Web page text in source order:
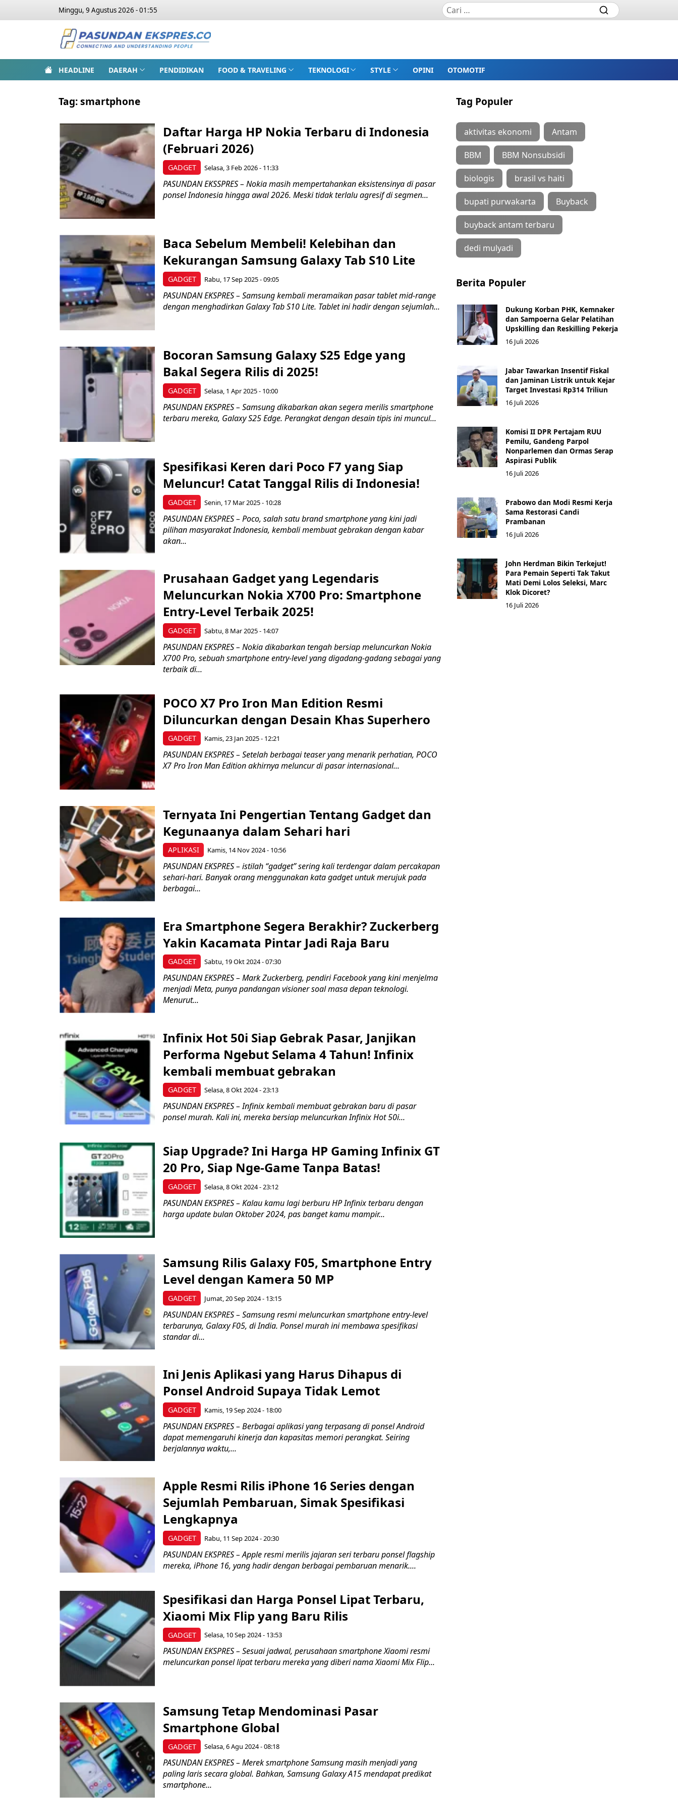
Minggu, 9 Agustus 2026 - 01:55
HEADLINE DAERAH PENDIDIKAN FOOD & TRAVELING TEKNOLOGI STYLE OPINI OTOMOTIF
Tag:smartphone
GADGET
Daftar Harga HP Nokia Terbaru di Indonesia
(Februari 2026)
Selasa, 3 Feb 2026 - 11:33
PASUNDAN EKSSPRES – Nokia masih mempertahankan eksistensinya di pasar
ponsel Indonesia hingga awal 2026. Meski tidak terlalu agresif di segmen...
GADGET
Baca Sebelum Membeli! Kelebihan dan
Kekurangan Samsung Galaxy Tab S10 Lite
Rabu, 17 Sep 2025 - 09:05
PASUNDAN EKSPRES – Samsung kembali meramaikan pasar tablet mid-range
dengan menghadirkan Galaxy Tab S10 Lite. Tablet ini hadir dengan sejumlah...
GADGET
Bocoran Samsung Galaxy S25 Edge yang
Bakal Segera Rilis di 2025!
Selasa, 1 Apr 2025 - 10:00
PASUNDAN EKSPRES – Samsung dikabarkan akan segera merilis smartphone
terbaru mereka, Galaxy S25 Edge. Perangkat dengan desain tipis ini muncul...
GADGET
Spesifikasi Keren dari Poco F7 yang Siap
Meluncur! Catat Tanggal Rilis di Indonesia!
Senin, 17 Mar 2025 - 10:28
PASUNDAN EKSPRES – Poco, salah satu brand smartphone yang kini jadi
pilihan masyarakat Indonesia, kembali membuat gebrakan dengan kabar
akan...
GADGET
Prusahaan Gadget yang Legendaris
Meluncurkan Nokia X700 Pro: Smartphone
Entry-Level Terbaik 2025!
Sabtu, 8 Mar 2025 - 14:07
PASUNDAN EKSPRES – Nokia dikabarkan tengah bersiap meluncurkan Nokia
X700 Pro, sebuah smartphone entry-level yang digadang-gadang sebagai yang
terbaik di...
GADGET
POCO X7 Pro Iron Man Edition Resmi
Diluncurkan dengan Desain Khas Superhero
Kamis, 23 Jan 2025 - 12:21
PASUNDAN EKSPRES – Setelah berbagai teaser yang menarik perhatian, POCO
X7 Pro Iron Man Edition akhirnya meluncur di pasar internasional...
APLIKASI
Ternyata Ini Pengertian Tentang Gadget dan
Kegunaanya dalam Sehari hari
Kamis, 14 Nov 2024 - 10:56
PASUNDAN EKSPRES – istilah “gadget” sering kali terdengar dalam percakapan
sehari-hari. Banyak orang menggunakan kata gadget untuk merujuk pada
berbagai...
GADGET
Era Smartphone Segera Berakhir? Zuckerberg
Yakin Kacamata Pintar Jadi Raja Baru
Sabtu, 19 Okt 2024 - 07:30
PASUNDAN EKSPRES – Mark Zuckerberg, pendiri Facebook yang kini menjelma
menjadi Meta, punya pandangan visioner soal masa depan teknologi.
Menurut...
GADGET
Infinix Hot 50i Siap Gebrak Pasar, Janjikan
Performa Ngebut Selama 4 Tahun! Infinix
kembali membuat gebrakan
Selasa, 8 Okt 2024 - 23:13
PASUNDAN EKSPRES – Infinix kembali membuat gebrakan baru di pasar
ponsel murah. Kali ini, mereka bersiap meluncurkan Infinix Hot 50i...
GADGET
Siap Upgrade? Ini Harga HP Gaming Infinix GT
20 Pro, Siap Nge-Game Tanpa Batas!
Selasa, 8 Okt 2024 - 23:12
PASUNDAN EKSPRES – Kalau kamu lagi berburu HP Infinix terbaru dengan
harga update bulan Oktober 2024, pas banget kamu mampir...
GADGET
Samsung Rilis Galaxy F05, Smartphone Entry
Level dengan Kamera 50 MP
Jumat, 20 Sep 2024 - 13:15
PASUNDAN EKSPRES – Samsung resmi meluncurkan smartphone entry-level
terbarunya, Galaxy F05, di India. Ponsel murah ini membawa spesifikasi
standar di...
GADGET
Ini Jenis Aplikasi yang Harus Dihapus di
Ponsel Android Supaya Tidak Lemot
Kamis, 19 Sep 2024 - 18:00
PASUNDAN EKSPRES – Berbagai aplikasi yang terpasang di ponsel Android
dapat memengaruhi kinerja dan kapasitas memori perangkat. Seiring
berjalannya waktu,...
GADGET
Apple Resmi Rilis iPhone 16 Series dengan
Sejumlah Pembaruan, Simak Spesifikasi
Lengkapnya
Rabu, 11 Sep 2024 - 20:30
PASUNDAN EKSPRES – Apple resmi merilis jajaran seri terbaru ponsel flagship
mereka, iPhone 16, yang hadir dengan berbagai pembaruan menarik....
GADGET
Spesifikasi dan Harga Ponsel Lipat Terbaru,
Xiaomi Mix Flip yang Baru Rilis
Selasa, 10 Sep 2024 - 13:53
PASUNDAN EKSPRES – Sesuai jadwal, perusahaan smartphone Xiaomi resmi
meluncurkan ponsel lipat terbaru mereka yang diberi nama Xiaomi Mix Flip...
GADGET
Samsung Tetap Mendominasi Pasar
Smartphone Global
Selasa, 6 Agu 2024 - 08:18
PASUNDAN EKSPRES – Merek smartphone Samsung masih menjadi yang
paling laris secara global. Bahkan, Samsung Galaxy A15 mendapat predikat
smartphone...
Tag Populer
aktivitas ekonomi Antam
BBM BBM Nonsubsidi
biologis brasil vs haiti
bupati purwakarta Buyback
buyback antam terbaru
dedi mulyadi
Berita Populer
Dukung Korban PHK, Kemnaker
dan Sampoerna Gelar Pelatihan
Upskilling dan Reskilling Pekerja
16 Juli 2026
Jabar Tawarkan Insentif Fiskal
dan Jaminan Listrik untuk Kejar
Target Investasi Rp314 Triliun
16 Juli 2026
Komisi II DPR Pertajam RUU
Pemilu, Gandeng Parpol
Nonparlemen dan Ormas Serap
Aspirasi Publik
16 Juli 2026
Prabowo dan Modi Resmi Kerja
Sama Restorasi Candi
Prambanan
16 Juli 2026
John Herdman Bikin Terkejut!
Para Pemain Seperti Tak Takut
Mati Demi Lolos Seleksi, Marc
Klok Dicoret?
16 Juli 2026